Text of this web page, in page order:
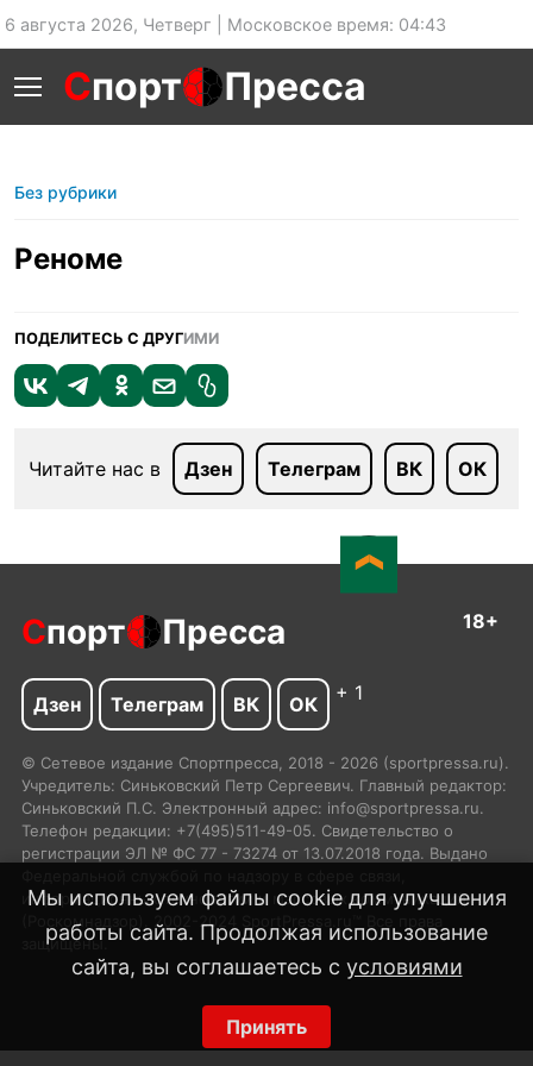
6 августа 2026, Четверг | Московское время: 04:43
Спорт Пресса
Без рубрики
Реноме
ПОДЕЛИТЕСЬ С ДРУГИМИ
Читайте нас в Дзен Телеграм ВК ОК
Мы используем файлы cookie для улучшения
работы сайта. Продолжая использование
сайта, вы соглашаетесь с условиями
Принять
Спорт Пресса 18+
Дзен Телеграм ВК ОК + 1
© Сетевое издание Спортпресса, 2018 - 2026 (sportpressa.ru).
Учредитель: Синьковский Петр Сергеевич. Главный редактор:
Синьковский П.С. Электронный адрес: info@sportpressa.ru.
Телефон редакции: +7(495)511-49-05. Свидетельство о
регистрации ЭЛ № ФС 77 - 73274 от 13.07.2018 года. Выдано
информационных технологий и массовых коммуникаций
(Роскомнадзор). 2002-2024 SportPressa.ru™ Все права
защищены.